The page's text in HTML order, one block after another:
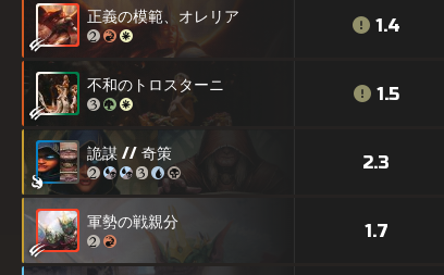
正義の模範、オレリア 1.4
不和のトロスターニ 1.5
詭謀 // 奇策 2.3
軍勢の戦親分 1.7